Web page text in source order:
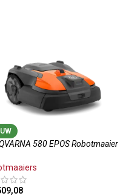
580 EPOS Robotmaaier